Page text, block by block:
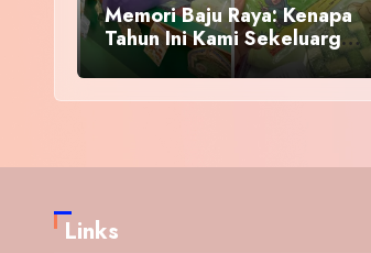
Memori Baju Raya: Kenapa
Tahun Ini Kami Sekeluarga
Kembali ke Pusat Pakaian
Hari-Hari?
Links